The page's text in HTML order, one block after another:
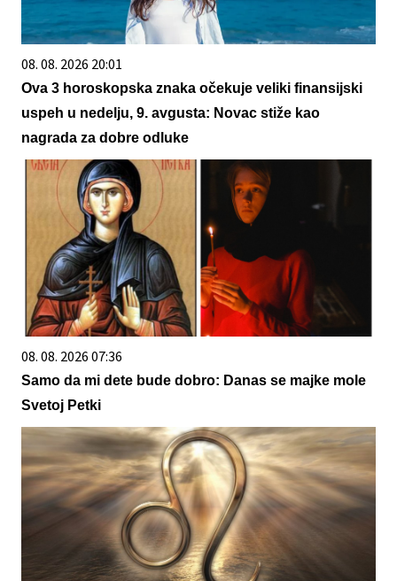
08. 08. 2026 20:01
Ova 3 horoskopska znaka očekuje veliki finansijski
uspeh u nedelju, 9. avgusta: Novac stiže kao
nagrada za dobre odluke
08. 08. 2026 07:36
Samo da mi dete bude dobro: Danas se majke mole
Svetoj Petki